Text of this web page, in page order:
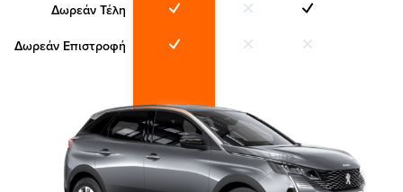
Δωρεάν Τέλη
Δωρεάν Επιστροφή